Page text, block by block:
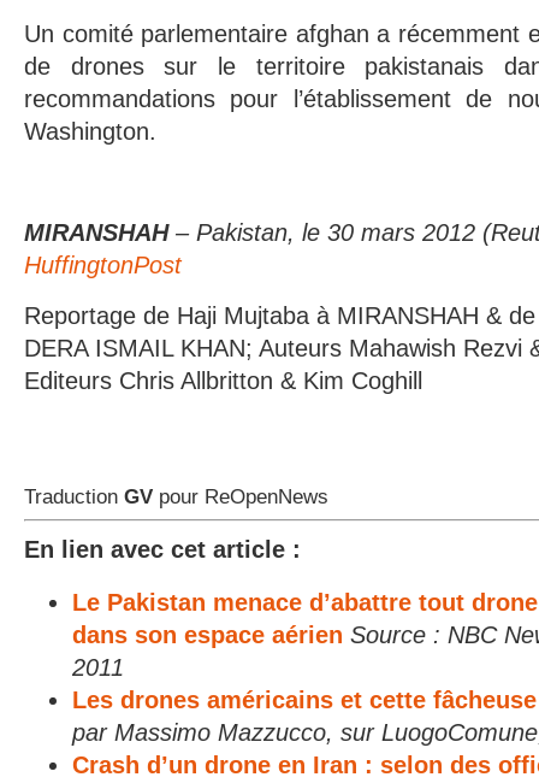
Un comité parlementaire afghan a récemment
de drones sur le territoire pakistanais
recommandations pour l’établissement de
Washington.
MIRANSHAH – Pakistan, le 30 mars 2012
HuffingtonPost
Reportage de Haji Mujtaba à MIRANSHAH &
DERA ISMAIL KHAN; Auteurs Mahawish Rezvi
Editeurs Chris Allbritton & Kim Coghill
Traduction GV pour ReOpenNews
En lien avec cet article :
Le Pakistan menace d’abattre tout
dans son espace aérien Source : NBC
2011
Les drones américains et cette
par Massimo Mazzucco, sur
Crash d’un drone en Iran : selon des